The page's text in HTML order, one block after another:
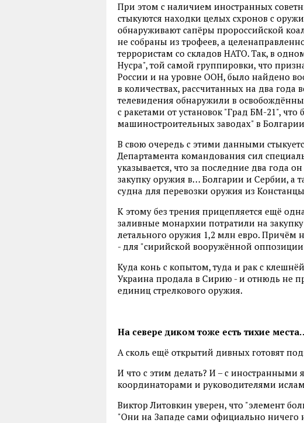
При этом с наличием иностранных
стыкуются находки целых схронов с
обнаруживают сапёры пророссийской
не собраны из трофеев, а
террористам со складов НАТО. Так, в
Нусра", той самой группировки, что
России и на уровне ООН, было найдено
в количествах, рассчитанных на два
телевидения обнаружили в
с ракетами от установок "Град БМ-21",
машиностроительных заводах" в
В свою очередь с этими данными
Департамента командования сил
указывается, что за последние два года
закупку оружия в… Болгарии и Сербии, а
судна для перевозки оружия из
К этому без трения прицепляется ещё
заливные монархии потратили на
летального оружия 1,2 млн евро. Причём
- для "сирийской вооружённой
Куда конь с копытом, туда и рак с
Украина продала в Сирию - и отнюдь не
единиц стрелкового оружия.
На севере диком тоже есть тихие
А сколь ещё открытий дивных готовят
И что с этим делать? И – с иностранными
координаторами и руководителями
Виктор Литовкин уверен, что "элемент
"Они на Западе сами официально ничего